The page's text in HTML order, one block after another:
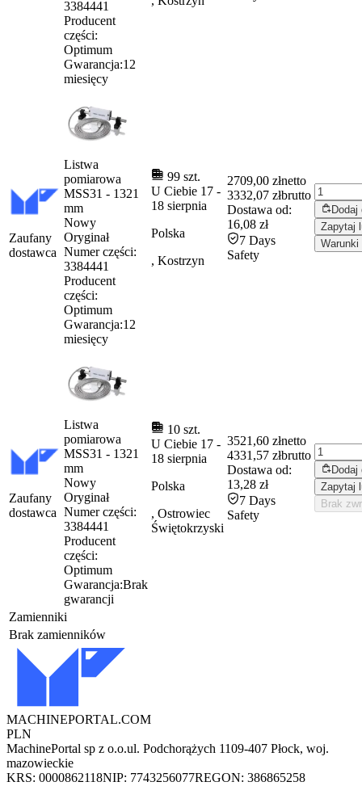
3384441
Producent
części:
Optimum
Gwarancja:12
miesięcy
Zaufany
dostawca
Listwa
pomiarowa
MSS31 - 1321
mm
Nowy
Oryginał
Numer części:
3384441
Producent
części:
Optimum
Gwarancja:12
miesięcy
99 szt.
U Ciebie 17 -
18 sierpnia
Polska
, Kostrzyn
2709,00 złnetto
3332,07 złbrutto
Dostawa od:
16,08 zł
7 Days
Safety
Zapytaj
Warunki
Zaufany
dostawca
Listwa
pomiarowa
MSS31 - 1321
mm
Nowy
Oryginał
Numer części:
3384441
Producent
części:
Optimum
Gwarancja:Brak
gwarancji
10 szt.
U Ciebie 17 -
18 sierpnia
Polska
, Ostrowiec
Świętokrzyski
3521,60 złnetto
4331,57 złbrutto
Dostawa od:
13,28 zł
7 Days
Safety
Zapytaj
Brak
Zamienniki
Brak zamienników
MACHINEPORTAL.COM
PLN
MachinePortal sp z o.o.ul. Podchorążych 1109-407 Płock, woj.
mazowieckie
KRS: 0000862118NIP: 7743256077REGON: 386865258